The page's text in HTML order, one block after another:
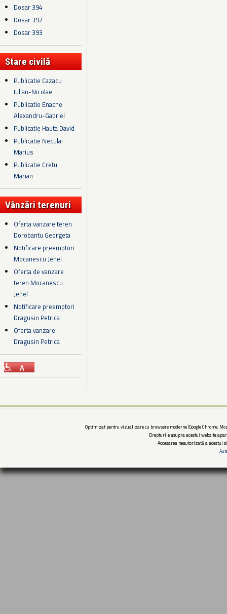
Dosar 394
Dosar 392
Dosar 393
Stare civilă
Publicatie Cazacu
Iulian-Nicolae
Publicatie Enache
Alexandru-Gabriel
Publicatie Hauta David
Publicatie Neculai
Marius
Publicatie Cretu
Marian
Vânzări terenuri
Oferta vanzare teren
Dorobantu Georgeta
Notificare preemptori
Mocanescu Jenel
Oferta de vanzare
teren Mocanescu
Jenel
Notificare preemptori
Dragusin Petrica
Oferta vanzare
Dragusin Petrica
Optimizat pentru vizualizare cu browsere moderne (Google Chrome,
Drepturile asupra acestui website
Accesarea neautorizată a acestui